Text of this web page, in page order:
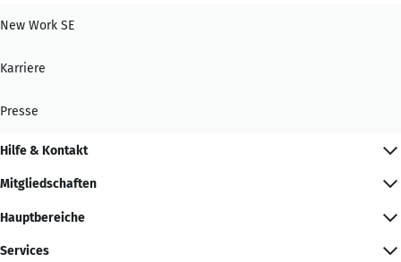
New Work SE
Karriere
Presse
Hilfe & Kontakt
Mitgliedschaften
Hauptbereiche
Services